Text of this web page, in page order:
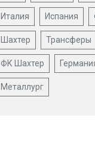
Италия Испания
Шахтер Трансферы
ФК Шахтер
Металлург